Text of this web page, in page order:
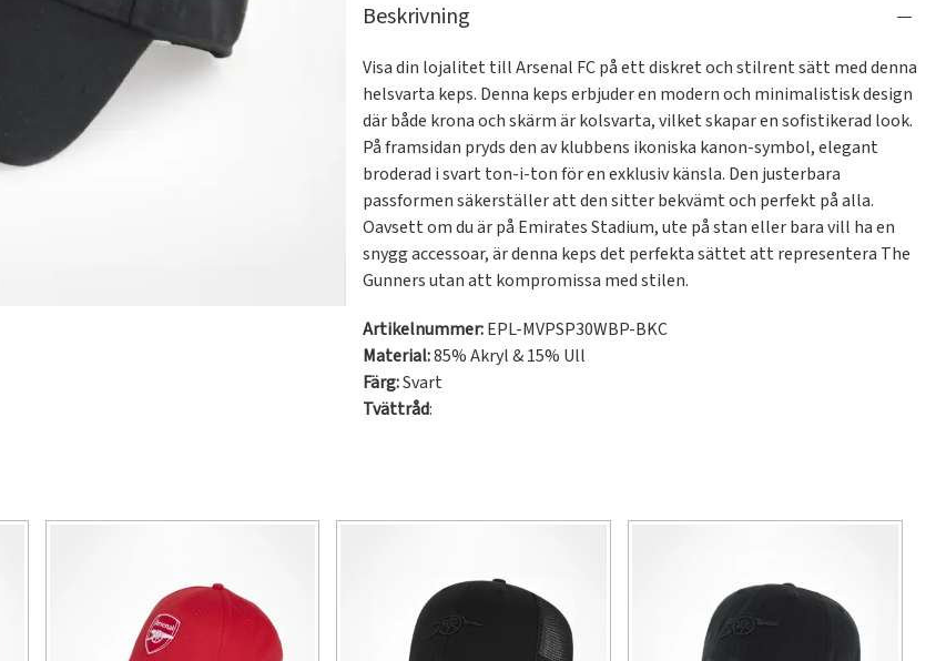
Beskrivning
Visa din lojalitet till Arsenal FC på ett diskret och stilrent sätt med denna
helsvarta keps. Denna keps erbjuder en modern och minimalistisk design
där både krona och skärm är kolsvarta, vilket skapar en sofistikerad look.
På framsidan pryds den av klubbens ikoniska kanon-symbol, elegant
broderad i svart ton-i-ton för en exklusiv känsla. Den justerbara
passformen säkerställer att den sitter bekvämt och perfekt på alla.
Oavsett om du är på Emirates Stadium, ute på stan eller bara vill ha en
snygg accessoar, är denna keps det perfekta sättet att representera The
Gunners utan att kompromissa med stilen.
Artikelnummer:EPL-MVPSP30WBP-BKC
Material:85% Akryl & 15% Ull
Färg:Svart
Tvättråd: